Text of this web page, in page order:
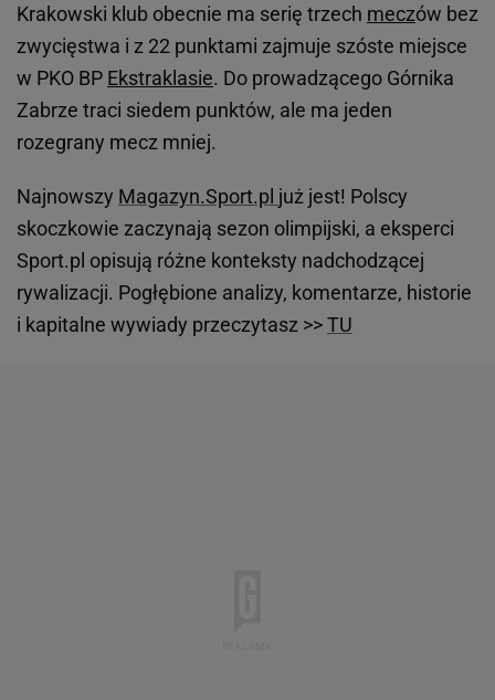
Krakowski klub obecnie ma serię trzech meczów bez
zwycięstwa i z 22 punktami zajmuje szóste miejsce
w PKO BP Ekstraklasie. Do prowadzącego Górnika
Zabrze traci siedem punktów, ale ma jeden
rozegrany mecz mniej.
Najnowszy Magazyn.Sport.pl już jest! Polscy
skoczkowie zaczynają sezon olimpijski, a eksperci
Sport.pl opisują różne konteksty nadchodzącej
rywalizacji. Pogłębione analizy, komentarze, historie
i kapitalne wywiady przeczytasz >>TU